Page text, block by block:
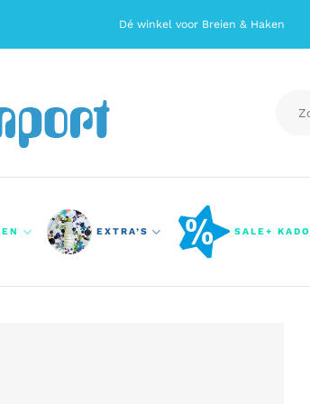
Dé winkel voor Breien & Haken
naar:
EXTRA’S SALE+ KADO